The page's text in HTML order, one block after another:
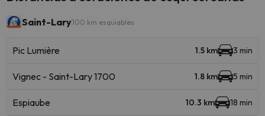
Saint-Lary100 km esquiables
Pic Lumière 1.5 km 3 min
Vignec - Saint-Lary 1700 1.8 km 5 min
Espiaube 10.3 km 18 min